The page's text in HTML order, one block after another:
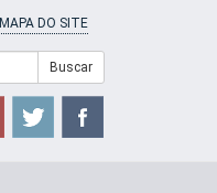
MAPA DO SITE
Buscar